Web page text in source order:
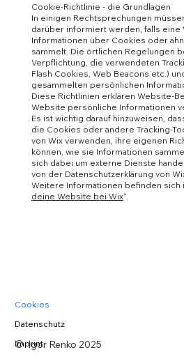
Cookie-Richtlinie - die Grundlagen
In einigen Rechtsprechungen
darüber informiert werden, falls
Informationen über Cookies oder
sammelt. Die örtlichen Regelungen
Verpflichtung, die verwendeten
Flash Cookies, Web Beacons etc.)
gesammelten persönlichen
Diese Richtlinien erklären Website-
Website persönliche Informationen
Es ist wichtig darauf hinzuweisen,
die Cookies oder andere Tracking-
von Wix verwenden, ihre eigenen
können, wie sie Informationen
sich dabei um externe Dienste
von der Datenschutzerklärung von
Weitere Informationen befinden sich
deine Website bei Wix“.
Cookies
Datenschutz
Imprint
© Igor Renko 2025